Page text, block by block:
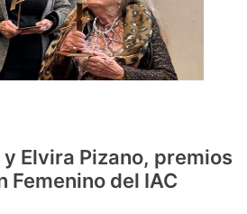
Elvira Pizano, premios
Femenino del IAC